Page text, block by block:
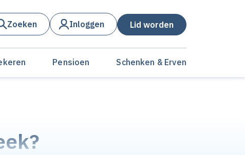
Zoeken Inloggen Lid worden
Pensioen Schenken & Erven